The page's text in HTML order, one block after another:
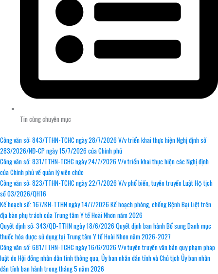
Tin cùng chuyên mục
Công văn số: 843/TTHN-TCHC ngày 28/7/2026 V/v triển khai thực hiện Nghị định số
283/2026/NĐ-CP ngày 15/7/2026 của Chính phủ
Công văn số: 831/TTHN-TCHC ngày 24/7/2026 V/v triển khai thực hiện các Nghị định
của Chính phủ về quản lý viên chức
Công văn số: 823/TTHN-TCHC ngày 22/7/2026 V/v phổ biến, tuyên truyền Luật Hộ tịch
số 03/2026/QH16
Kế hoạch số: 167/KH-TTHN ngày 14/7/2026 Kế hoạch phòng, chống Bệnh Bại Liệt trên
địa bàn phụ trách của Trung tâm Y tế Hoài Nhơn năm 2026
Quyết định số: 343/QĐ-TTHN ngày 18/6/2026 Quyết định ban hành Bổ sung Danh mục
thuốc hóa dược sử dụng tại Trung tâm Y tế Hoài Nhơn năm 2026-2027
Công văn số: 681/TTHN-TCHC ngày 16/6/2026 V/v tuyên truyền văn bản quy phạm pháp
luật do Hội đồng nhân dân tỉnh thông qua, Ủy ban nhân dân tỉnh và Chủ tịch Ủy ban nhân
dân tỉnh ban hành trong tháng 5 năm 2026